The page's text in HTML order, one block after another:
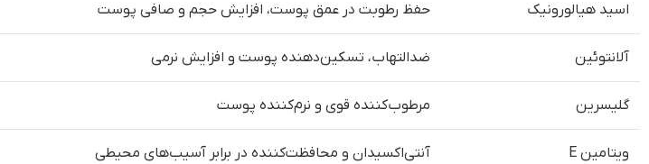
اسید هیالورونیک حفظ رطوبت در عمق پوست، افزایش حجم و صافی پوست
آلانتوئین ضدالتهاب، تسکین‌دهنده پوست و افزایش نرمی
گلیسرین مرطوب‌کننده قوی و نرم‌کننده پوست
ویتامین E آنتی‌اکسیدان و محافظت‌کننده در برابر آسیب‌های محیطی